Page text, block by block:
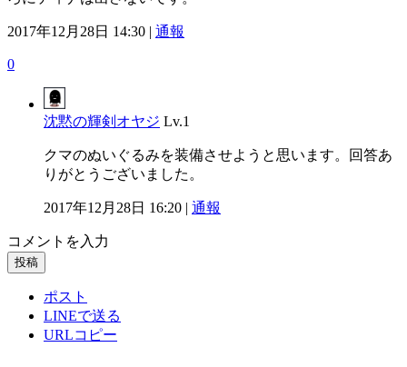
2017年12月28日 14:30 | 通報
0
沈黙の輝剣オヤジ Lv.1
クマのぬいぐるみを装備させようと思います。回答あ
りがとうございました。
2017年12月28日 16:20 | 通報
コメントを入力
投稿
ポスト
LINEで送る
URLコピー